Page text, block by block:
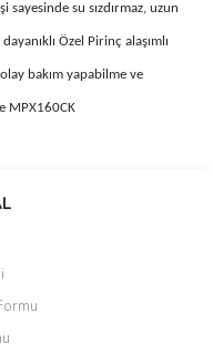
sayesinde su sızdırmaz, uzun
Özel Pirinç alaşımlı
bakım yapabilme ve
MPX160CK
yapın!